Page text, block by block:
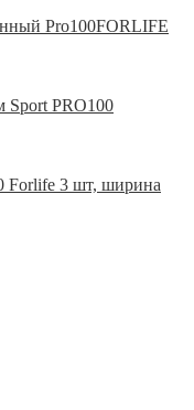
Pro100FORLIFE
Sport PRO100
Forlife 3 шт, ширина